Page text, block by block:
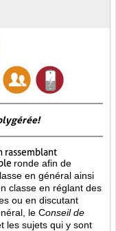
rassemblant
ronde afin de
en général ainsi
classe en réglant des
ou en discutant
le Conseil de
les sujets qui y sont